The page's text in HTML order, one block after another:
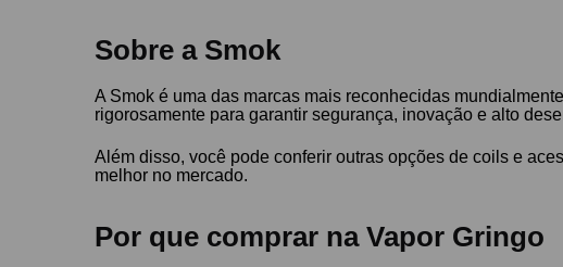
Sobre a Smok
A Smok é uma das marcas mais reconhecidas
rigorosamente para garantir segurança, inovação e alto
Além disso, você pode conferir outras opções de coils e
melhor no mercado.
Por que comprar na Vapor Gringo